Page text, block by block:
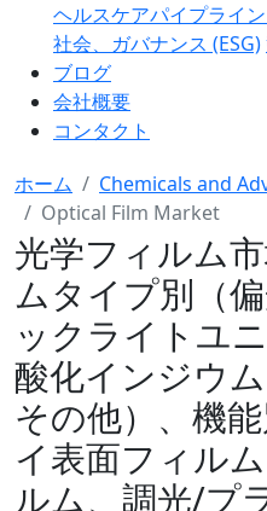
ヘルスケアパイプライ
社会、ガバナンス (ESG)
ブログ
会社概要
コンタクト
ホーム
Chemicals and
Optical Film Market
光学フィルム
ムタイプ別（
ックライトユ
酸化インジウ
その他）、機
イ表面フィル
ルム、調光/プ